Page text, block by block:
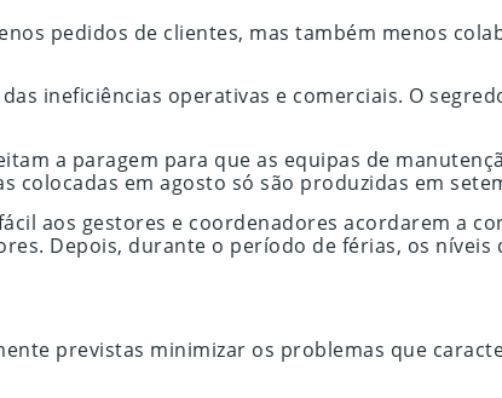
pedidos de clientes, mas também menos
ineficiências operativas e comerciais. O
a paragem para que as equipas de
colocadas em agosto só são produzidas em
aos gestores e coordenadores acordarem a
Depois, durante o período de férias, os
previstas minimizar os problemas que